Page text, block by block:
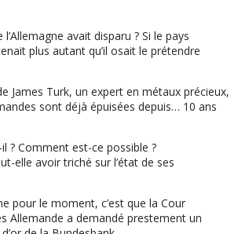
l’Allemagne avait disparu ? Si le pays
plus autant qu’il osait le prétendre
James Turk, un expert en métaux précieux,
sont déjà épuisées depuis… 10 ans
il ? Comment est-ce possible ?
elle avoir triché sur l’état de ses
pour le moment, c’est que la Cour
Allemande a demandé prestement un